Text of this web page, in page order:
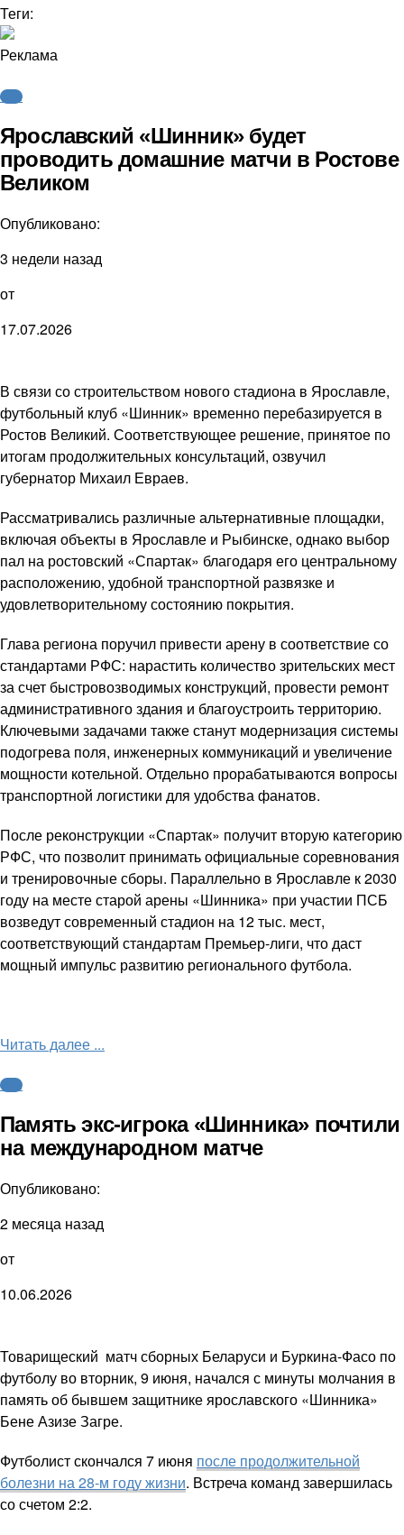
Теги:
Реклама
ФНЛ
Ярославский «Шинник» будет
проводить домашние матчи в Ростове
Великом
Опубликовано:
3 недели назад
от
17.07.2026
В связи со строительством нового стадиона в Ярославле,
футбольный клуб «Шинник» временно перебазируется в
Ростов Великий. Соответствующее решение, принятое по
итогам продолжительных консультаций, озвучил
губернатор Михаил Евраев.
Рассматривались различные альтернативные площадки,
включая объекты в Ярославле и Рыбинске, однако выбор
пал на ростовский «Спартак» благодаря его центральному
расположению, удобной транспортной развязке и
удовлетворительному состоянию покрытия.
Глава региона поручил привести арену в соответствие со
стандартами РФС: нарастить количество зрительских мест
за счет быстровозводимых конструкций, провести ремонт
административного здания и благоустроить территорию.
Ключевыми задачами также станут модернизация системы
подогрева поля, инженерных коммуникаций и увеличение
мощности котельной. Отдельно прорабатываются вопросы
транспортной логистики для удобства фанатов.
После реконструкции «Спартак» получит вторую категорию
РФС, что позволит принимать официальные соревнования
и тренировочные сборы. Параллельно в Ярославле к 2030
году на месте старой арены «Шинника» при участии ПСБ
возведут современный стадион на 12 тыс. мест,
соответствующий стандартам Премьер-лиги, что даст
мощный импульс развитию регионального футбола.
Читать далее ...
ФНЛ
Память экс-игрока «Шинника» почтили
на международном матче
Опубликовано:
2 месяца назад
от
10.06.2026
Товарищеский матч сборных Беларуси и Буркина-Фасо по
футболу во вторник, 9 июня, начался с минуты молчания в
память об бывшем защитнике ярославского «Шинника»
Бене Азизе Загре.
Футболист скончался 7 июня после продолжительной
болезни на 28-м году жизни. Встреча команд завершилась
со счетом 2:2.